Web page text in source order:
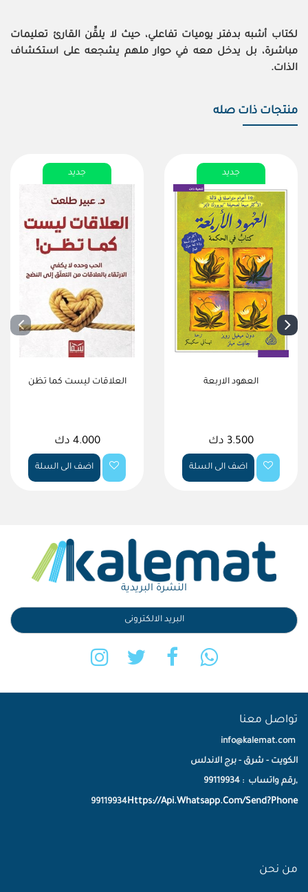
لكتاب أشبه بدفتر يوميات تفاعلي، حيث لا يلقِّن القارئ تعليمات
مباشرة، بل يدخل معه في حوار ملهم يشجعه على استكشاف
الذات.
منتجات ذات صله
جديد
العلاقات ليست كما تظن
4.000 دك
اضف الى السلة
جديد
العهود الاربعة
3.500 دك
اضف الى السلة
النشرة البريدية
تواصل معنا
info@kalemat.com
الكويت - شرق - برج الاندلس
,رقم واتساب : 99119934
Https://Api.Whatsapp.Com/Send?Phone
99119934
من نحن